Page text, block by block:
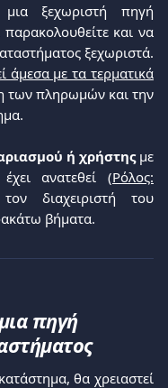
μια ξεχωριστή πηγή
και να
ξεχωριστά.
άμεσα με τα τερματικά
των πληρωμών και την
ή χρήστηςμε
ανατεθεί (Ρόλος:
διαχειριστή του
βήματα.
πηγή
θα χρειαστεί